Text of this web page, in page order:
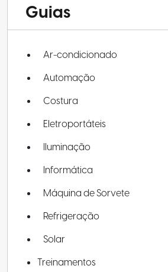
Guias
Ar-condicionado
Automação
Costura
Eletroportáteis
Iluminação
Informática
Máquina de Sorvete
Refrigeração
Solar
Treinamentos